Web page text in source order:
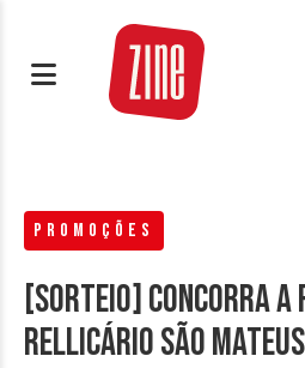
PROMOÇÕES
[SORTEIO] Concorra
Rellicário São Mateus